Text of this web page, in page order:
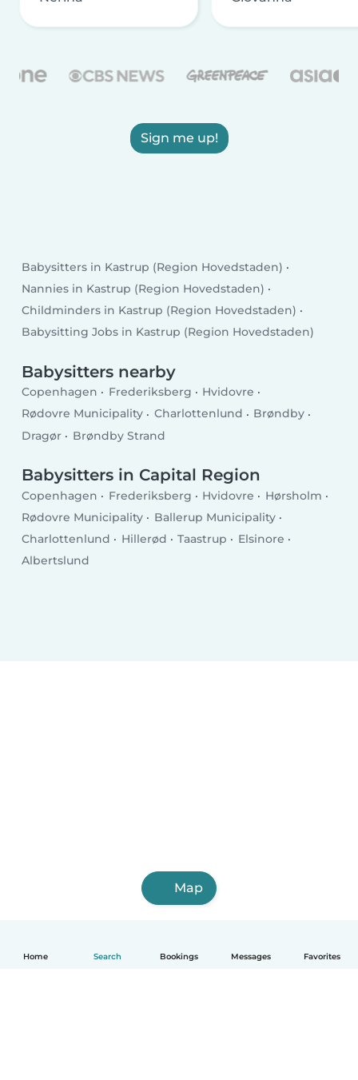
Home Search Bookings Messages Favorites
Sign me up!
Babysitters in Kastrup (Region Hovedstaden)
Nannies in Kastrup (Region Hovedstaden)
Childminders in Kastrup (Region Hovedstaden)
Babysitting Jobs in Kastrup (Region Hovedstaden)
Babysitters nearby
Copenhagen Frederiksberg
Hvidovre
Rødovre Municipality
Charlottenlund
Brøndby
Dragør
Brøndby Strand
Babysitters in Capital Region
Copenhagen Frederiksberg Hvidovre
Hørsholm
Rødovre Municipality
Ballerup Municipality
Charlottenlund
Hillerød Taastrup
Elsinore
Albertslund
Map